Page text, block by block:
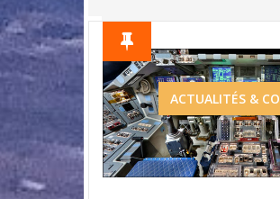
ACTUALITÉS &